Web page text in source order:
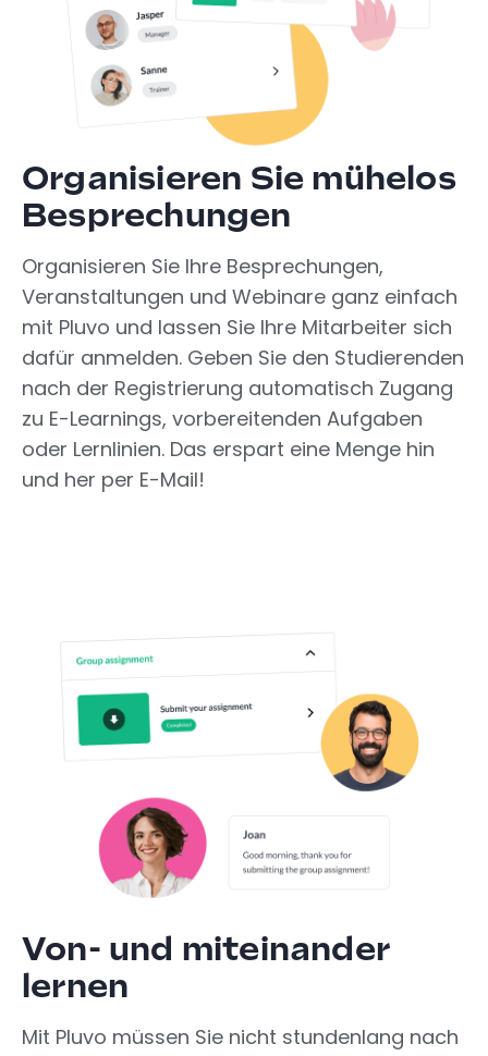
Organisieren Sie mühelos
Besprechungen
Organisieren Sie Ihre Besprechungen,
Veranstaltungen und Webinare ganz einfach
mit Pluvo und lassen Sie Ihre Mitarbeiter sich
dafür anmelden. Geben Sie den Studierenden
nach der Registrierung automatisch Zugang
zu E-Learnings, vorbereitenden Aufgaben
oder Lernlinien. Das erspart eine Menge hin
und her per E-Mail!
Von- und miteinander
lernen
Mit Pluvo müssen Sie nicht stundenlang nach